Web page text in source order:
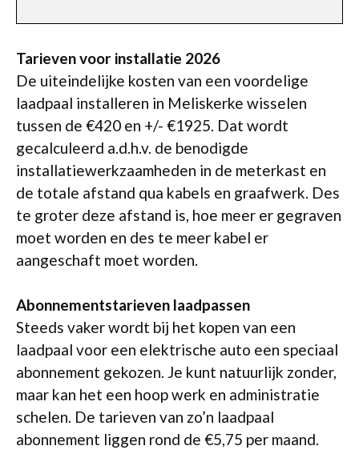
Tarieven voor installatie 2026
De uiteindelijke kosten van een voordelige
laadpaal installeren in Meliskerke wisselen
tussen de €420 en +/- €1925. Dat wordt
gecalculeerd a.d.h.v. de benodigde
installatiewerkzaamheden in de meterkast en
de totale afstand qua kabels en graafwerk. Des
te groter deze afstand is, hoe meer er gegraven
moet worden en des te meer kabel er
aangeschaft moet worden.
Abonnementstarieven laadpassen
Steeds vaker wordt bij het kopen van een
laadpaal voor een elektrische auto een speciaal
abonnement gekozen. Je kunt natuurlijk zonder,
maar kan het een hoop werk en administratie
schelen. De tarieven van zo’n laadpaal
abonnement liggen rond de €5,75 per maand.